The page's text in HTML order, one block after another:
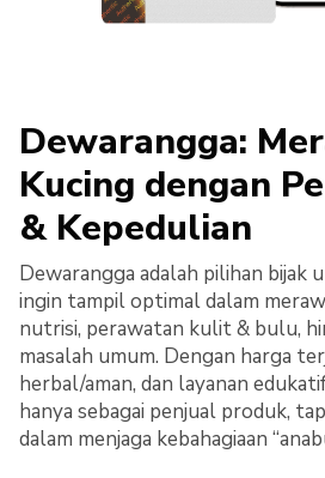
Dewarangga:
Kucing dengan
& Kepedulian
Dewarangga adalah pilihan bijak
ingin tampil optimal dalam
nutrisi, perawatan kulit & bulu,
masalah umum. Dengan harga
herbal/aman, dan layanan
hanya sebagai penjual produk,
dalam menjaga kebahagiaan